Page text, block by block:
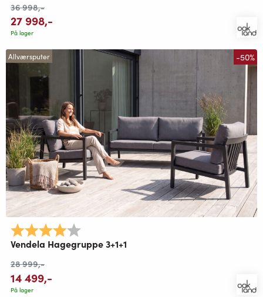
36 998,-
27 998,-
På lager
Allværsputer -50%
Karakter:
Vendela Hagegruppe 3+1+1
28 999,-
14 499,-
På lager